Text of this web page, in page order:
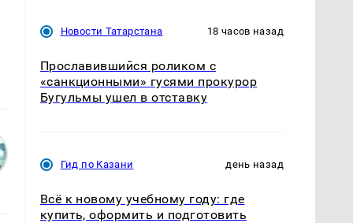
Новости Татарстана 18 часов назад
Прославившийся роликом с
«санкционными» гусями прокурор
Бугульмы ушел в отставку
Гид по Казани день назад
Всё к новому учебному году: где
купить, оформить и подготовить